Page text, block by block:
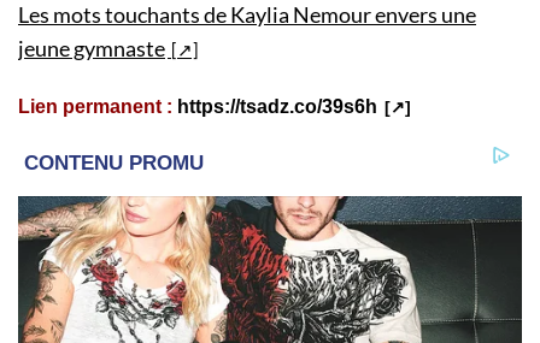
Les mots touchants de Kaylia Nemour envers une
jeune gymnaste
Lien permanent : https://tsadz.co/39s6h